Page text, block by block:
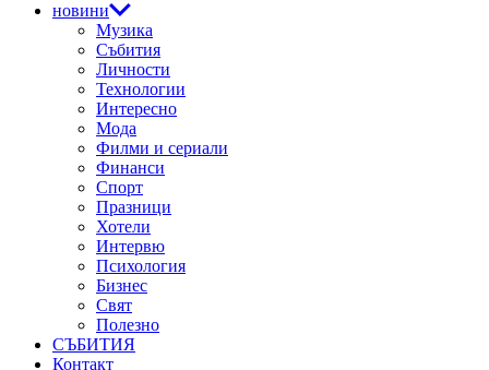
новини
Музика
Събития
Личности
Технологии
Интересно
Мода
Филми и сериали
Финанси
Спорт
Празници
Хотели
Интервю
Психология
Бизнес
Свят
Полезно
СЪБИТИЯ
Контакт